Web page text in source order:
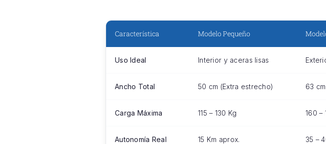
Característica Modelo Pequeño
Uso Ideal Interior y aceras lisas
Ancho Total 50 cm (Extra estrecho) 63
Carga Máxima 115 – 130 Kg 160 –
Autonomía Real 15 Km aprox. 35 –